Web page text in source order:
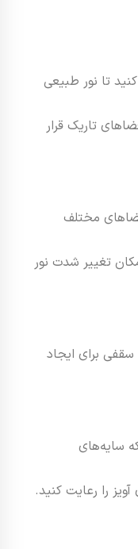
تا نور طبیعی
تاریک قرار
مختلف
تغییر شدت نور
سقفی برای ایجاد
سایه‌های
را رعایت کنید.